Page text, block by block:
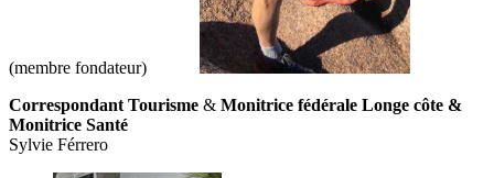
(membre fondateur)
Correspondant Tourisme & Monitrice fédérale Longe côte &
Monitrice Santé
Sylvie Férrero